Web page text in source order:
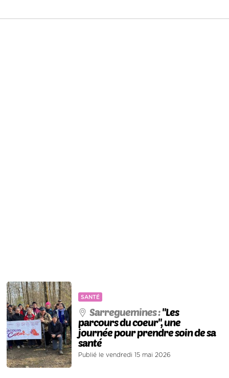
SANTÉ
Sarreguemines :"Les
parcours du coeur", une
journée pour prendre soin de sa
santé
Publié le vendredi 15 mai 2026